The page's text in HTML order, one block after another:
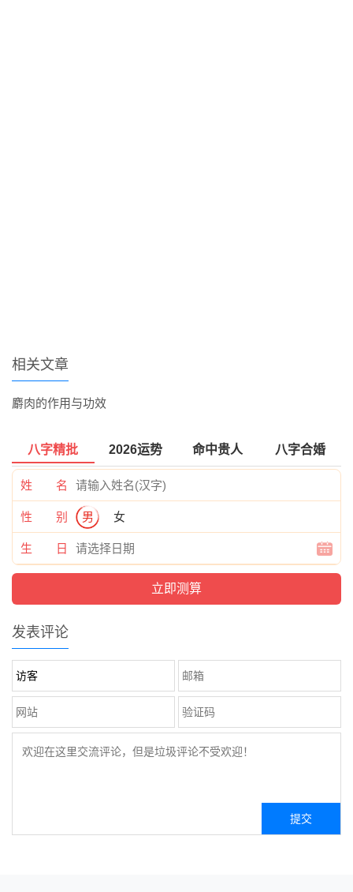
相关文章
麝肉的作用与功效
八字精批 2026运势 命中贵人 八字合婚
姓 名
性 别 男 女
生 日
发表评论